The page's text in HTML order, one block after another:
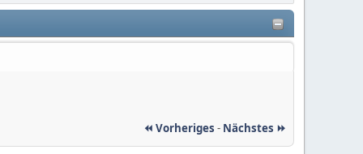
⏪ Vorheriges - Nächstes ⏩